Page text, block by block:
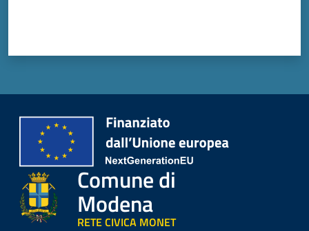
Comune di
Modena
RETE CIVICA MONET